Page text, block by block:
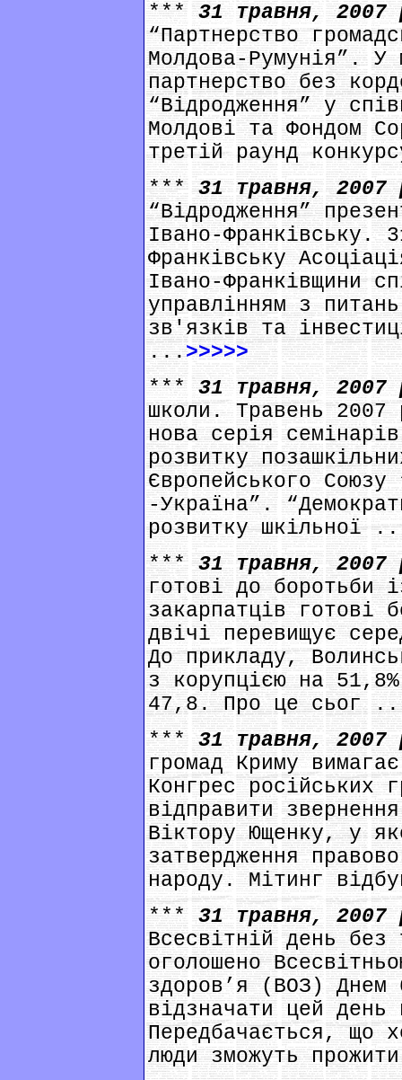
***31 травня,
“Партнерство
Молдова-Румунія”. У
партнерство без
“Відродження” у
Молдові та Фондом
третій раунд
***31 травня,
“Відродження”
Івано-Франківську.
Франківську
Івано-Франківщини
управлінням з
зв'язків та
...>>>>>
***31 травня,
школи. Травень 2007
нова серія
розвитку
Європейського Союзу
-Україна”.
розвитку шкільної
***31 травня,
готові до боротьби
закарпатців готові
двічі перевищує
До прикладу,
з корупцією на
47,8. Про це сьог
***31 травня,
громад Криму
Конгрес російських
відправити
Віктору Ющенку, у
затвердження
народу. Мітинг
***31 травня,
Всесвітній день без
оголошено
здоров’я (ВОЗ) Днем
відзначати цей
Передбачається, що
люди зможуть